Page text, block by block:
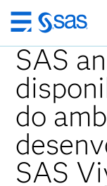
Pular
para
o
conteúdo
principal
SAS
do
SAS